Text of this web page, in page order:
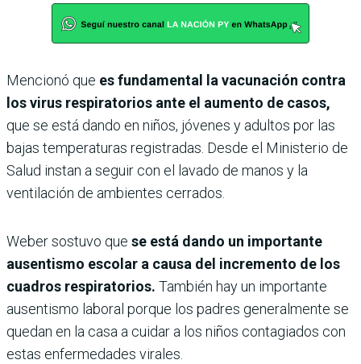
Mencionó que es fundamental la vacunación contra
los virus respiratorios ante el aumento de casos,
que se está dando en niños, jóvenes y adultos por las
bajas temperaturas registradas. Desde el Ministerio de
Salud instan a seguir con el lavado de manos y la
ventilación de ambientes cerrados.
Weber sostuvo que se está dando un importante
ausentismo escolar a causa del incremento de los
cuadros respiratorios. También hay un importante
ausentismo laboral porque los padres generalmente se
quedan en la casa a cuidar a los niños contagiados con
estas enfermedades virales.